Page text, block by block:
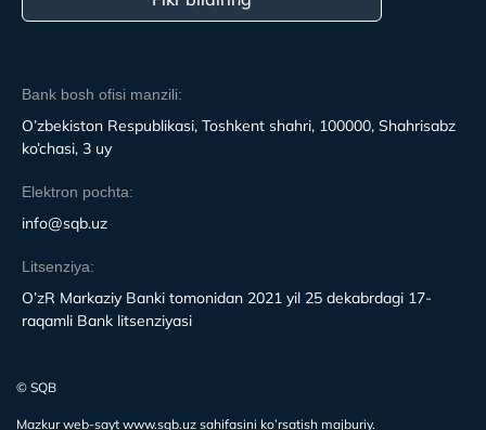
Bank bosh ofisi manzili:
O’zbekiston Respublikasi, Toshkent shahri, 100000, Shahrisabz
ko’chasi, 3 uy
Elektron pochta:
info@sqb.uz
Litsenziya:
O’zR Markaziy Banki tomonidan 2021 yil 25 dekabrdagi 17-
raqamli Bank litsenziyasi
© SQB
Mazkur web-sayt www.sqb.uz sahifasini ko’rsatish majburiy.